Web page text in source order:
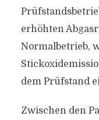
erhöhten
Normalbetrieb,
dem Prüfstand
Zwischen den